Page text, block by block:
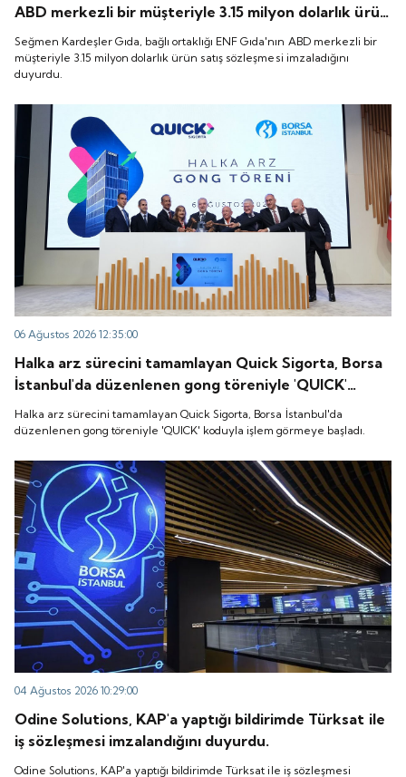
ABD merkezli bir müşteriyle 3.15 milyon dolarlık ürün
satış sözleşmesi imzaladığını duyurdu.
Seğmen Kardeşler Gıda, bağlı ortaklığı ENF Gıda'nın ABD merkezli bir
müşteriyle 3.15 milyon dolarlık ürün satış sözleşmesi imzaladığını
duyurdu.
06 Ağustos 2026 12:35:00
Halka arz sürecini tamamlayan Quick Sigorta, Borsa
İstanbul'da düzenlenen gong töreniyle 'QUICK'
koduyla işlem görmeye başladı.
Halka arz sürecini tamamlayan Quick Sigorta, Borsa İstanbul'da
düzenlenen gong töreniyle 'QUICK' koduyla işlem görmeye başladı.
04 Ağustos 2026 10:29:00
Odine Solutions, KAP'a yaptığı bildirimde Türksat ile
iş sözleşmesi imzalandığını duyurdu.
Odine Solutions, KAP'a yaptığı bildirimde Türksat ile iş sözleşmesi